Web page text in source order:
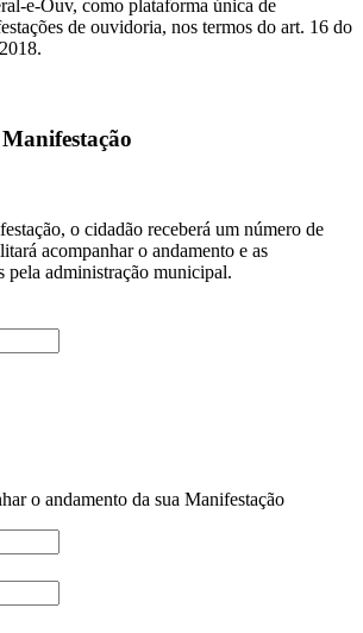
e-Ouv, como plataforma única de
de ouvidoria, nos termos do art. 16 do
o cidadão receberá um número de
acompanhar o andamento e as
pela administração municipal.
o andamento da sua Manifestação